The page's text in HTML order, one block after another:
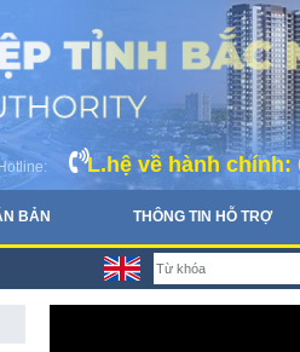
Hotline: L.hệ về hành chính:
BẢN THÔNG TIN HỖ TRỢ